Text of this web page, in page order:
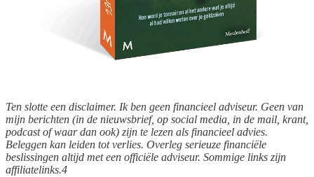
Ten slotte een disclaimer. Ik ben geen financieel adviseur. Geen van
mijn berichten (in de nieuwsbrief, op social media, in de mail, krant,
podcast of waar dan ook) zijn te lezen als financieel advies.
Beleggen kan leiden tot verlies. Overleg serieuze financiële
beslissingen altijd met een officiële adviseur. Sommige links zijn
affiliatelinks.4